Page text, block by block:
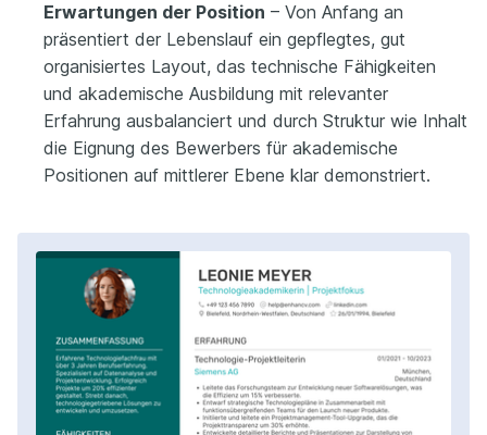
Erwartungen der Position – Von Anfang an
präsentiert der Lebenslauf ein gepflegtes, gut
organisiertes Layout, das technische Fähigkeiten
und akademische Ausbildung mit relevanter
Erfahrung ausbalanciert und durch Struktur wie Inhalt
die Eignung des Bewerbers für akademische
Positionen auf mittlerer Ebene klar demonstriert.